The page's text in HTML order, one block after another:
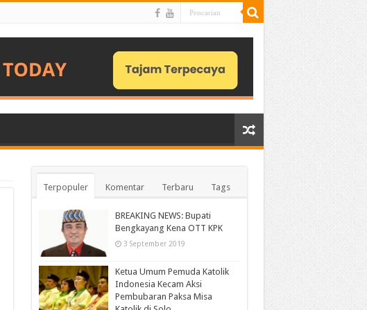
Terpopuler Komentar Terbaru Tags
BREAKING NEWS: Bupati
Bengkayang Kena OTT KPK
3 September 2019
Ketua Umum Pemuda Katolik
Indonesia Kecam Aksi
Pembubaran Paksa Misa